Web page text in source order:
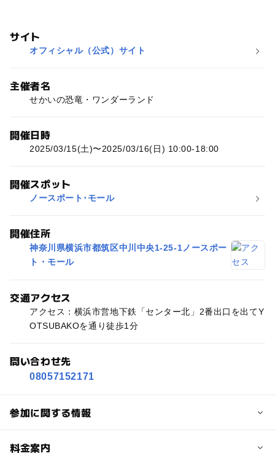
サイト
オフィシャル（公式）サイト
主催者名
せかいの恐竜・ワンダーランド
開催日時
2025/03/15(土)〜2025/03/16(日) 10:00-18:00
開催スポット
ノースポート･モール
開催住所
神奈川県横浜市都筑区中川中央1-25-1ノースポー
ト・モール
交通アクセス
アクセス：横浜市営地下鉄「センター北」2番出口を出てY
OTSUBAKOを通り徒歩1分
問い合わせ先
08057152171
参加に関する情報
対象年齢
料金案内